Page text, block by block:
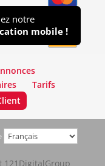
notre
mobile !
Tarifs
121DigitalGroup